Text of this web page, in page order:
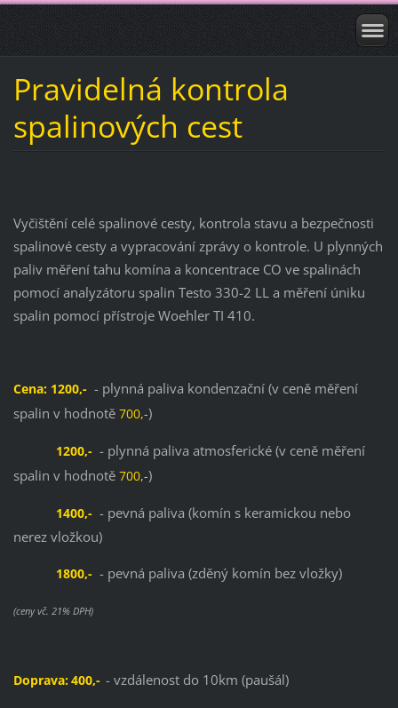
Pravidelná kontrola
spalinových cest
Vyčištění celé spalinové cesty, kontrola stavu a bezpečnosti
spalinové cesty a vypracování zprávy o kontrole. U plynných
paliv měření tahu komína a koncentrace CO ve spalinách
pomocí analyzátoru spalin Testo 330-2 LL a měření úniku
spalin pomocí přístroje Woehler TI 410.
Cena: 1200,- - plynná paliva kondenzační (v ceně měření
spalin v hodnotě 700,-)
1200,- - plynná paliva atmosferické (v ceně měření
spalin v hodnotě 700,-)
1400,- - pevná paliva (komín s keramickou nebo
nerez vložkou)
1800,- - pevná paliva (zděný komín bez vložky)
(ceny vč. 21% DPH)
Doprava: 400,- - vzdálenost do 10km (paušál)